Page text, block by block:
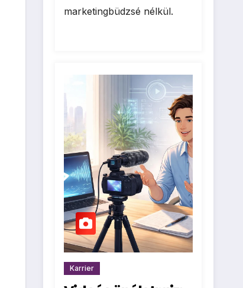
marketingbüdzsé nélkül.
Karrier